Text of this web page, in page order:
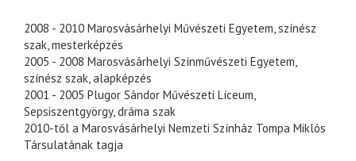
2008 - 2010 Marosvásárhelyi Művészeti Egyetem, színész
szak, mesterképzés
2005 - 2008 Marosvásárhelyi Színművészeti Egyetem,
színész szak, alapképzés
2001 - 2005 Plugor Sándor Művészeti Líceum,
Sepsiszentgyörgy, dráma szak
2010-től a Marosvásárhelyi Nemzeti Színház Tompa Miklós
Társulatának tagja